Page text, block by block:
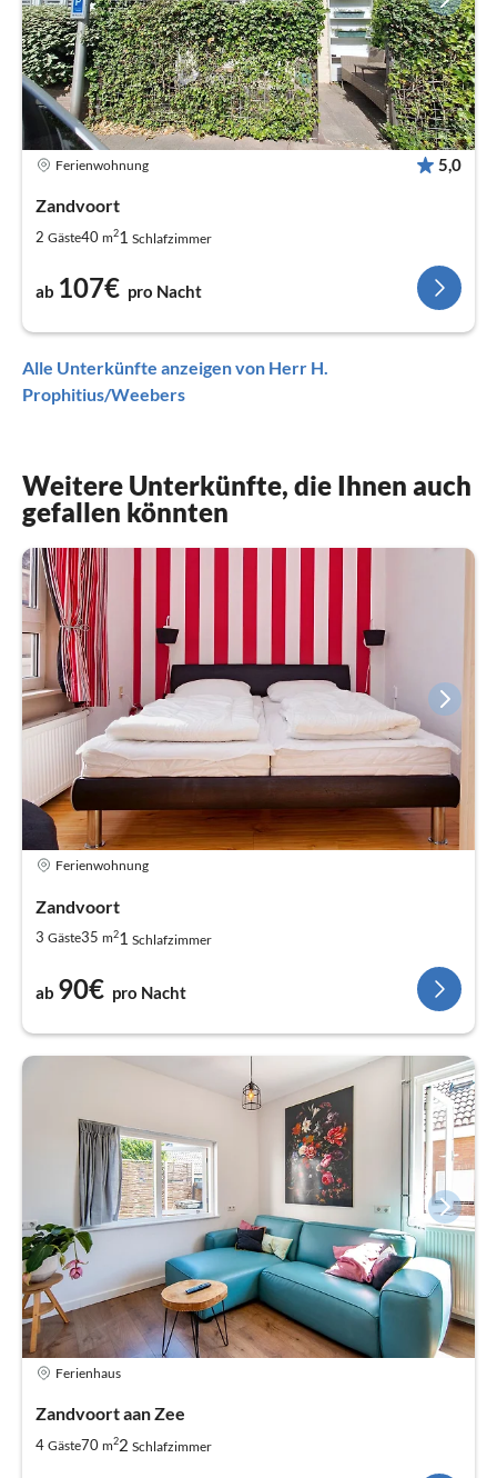
Ferienwohnung 5,0
Zandvoort
2 Gäste40 m21 Schlafzimmer
ab 107€ pro Nacht
Alle Unterkünfte anzeigen von Herr H.
Prophitius/Weebers
Weitere Unterkünfte, die Ihnen auch
gefallen könnten
Ferienwohnung
Zandvoort
3 Gäste35 m21 Schlafzimmer
ab 90€ pro Nacht
Ferienhaus
Zandvoort aan Zee
4 Gäste70 m22 Schlafzimmer